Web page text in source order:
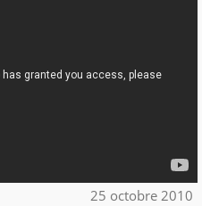
25 octobre 2010